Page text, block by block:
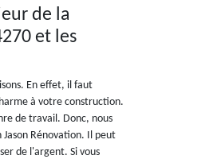
de la
et les
En effet, il faut
à votre construction.
de travail. Donc, nous
Rénovation. Il peut
de l'argent. Si vous